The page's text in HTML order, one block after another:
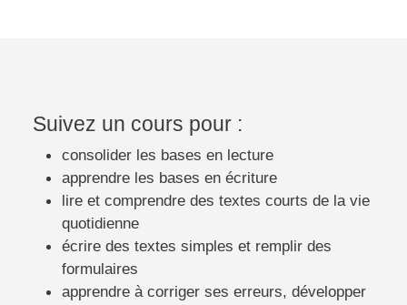
Suivez un cours pour :
consolider les bases en lecture
apprendre les bases en écriture
lire et comprendre des textes courts de la vie
quotidienne
écrire des textes simples et remplir des
formulaires
apprendre à corriger ses erreurs, développer